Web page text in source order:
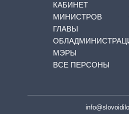
КАБИНЕТ
МИНИСТРОВ
ГЛАВЫ
МЭРЫ
ВСЕ ПЕРСОНЫ